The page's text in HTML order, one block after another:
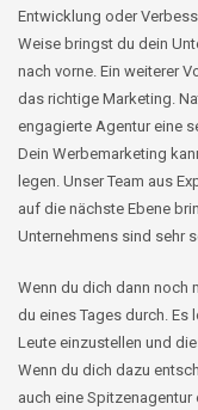
Entwicklung oder
Weise bringst du dein
nach vorne. Ein weiterer
das richtige Marketing.
engagierte Agentur eine
Dein Werbemarketing
legen. Unser Team aus
auf die nächste Ebene
Unternehmens sind sehr
Wenn du dich dann noch
du eines Tages durch.
Leute einzustellen und
Wenn du dich dazu
auch eine